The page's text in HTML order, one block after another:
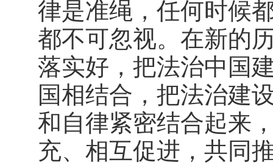
律是准绳，任何时候
都不可忽视。在新的
落实好，把法治中国
国相结合，把法治建
和自律紧密结合起来
充、相互促进，共同